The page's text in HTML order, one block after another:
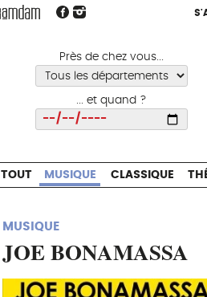
Près de chez vous...
... et quand ?
TOUT MUSIQUE CLASSIQUE
MUSIQUE
JOE BONAMASSA